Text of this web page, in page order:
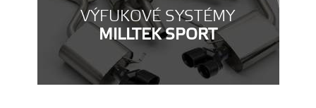
VÝFUKOVÉ SYSTÉMY
MILLTEK SPORT